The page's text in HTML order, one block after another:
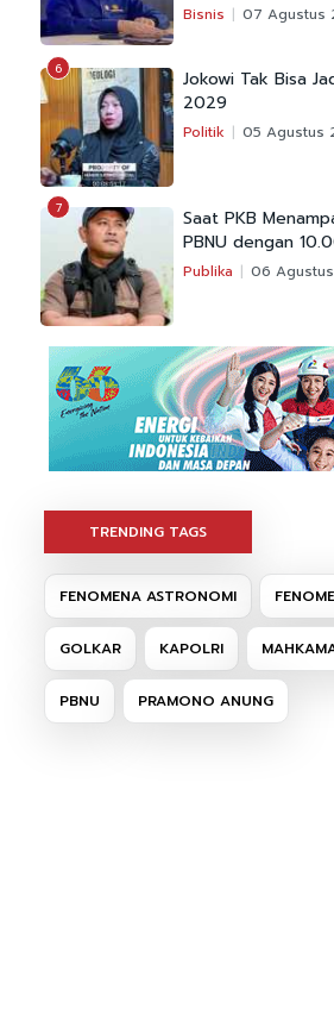
Bisnis 07 Agustus
6
Jokowi Tak Bisa
2029
Politik 05 Agustus
7
Saat PKB
PBNU dengan
Publika 06
TRENDING TAGS
FENOMENA ASTRONOMI
GOLKAR KAPOLRI
PBNU PRAMONO ANUNG